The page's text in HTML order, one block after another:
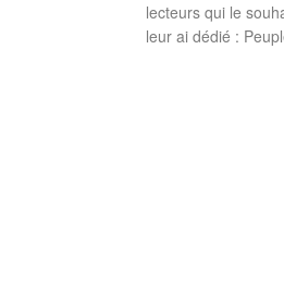
lecteurs qui le
leur ai dédié :